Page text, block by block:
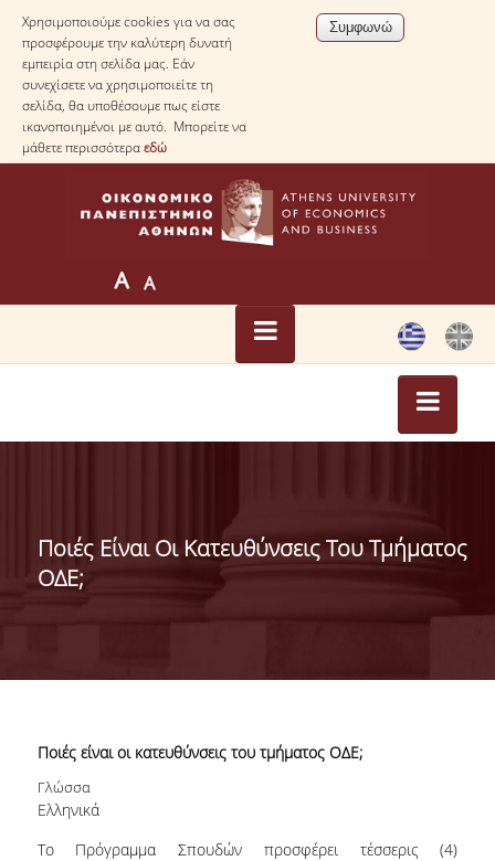
Χρησιμοποιούμε cookies για να σας
προσφέρουμε την καλύτερη δυνατή
εμπειρία στη σελίδα μας. Εάν
συνεχίσετε να χρησιμοποιείτε τη
σελίδα, θα υποθέσουμε πως είστε
ικανοποιημένοι με αυτό. Μπορείτε να
μάθετε περισσότεραεδώ
Ποιές Είναι Οι Κατευθύνσεις Του Τμήματος
ΟΔΕ;
Ποιές είναι οι κατευθύνσεις του τμήματος ΟΔΕ;
Γλώσσα
Ελληνικά
Το Πρόγραμμα Σπουδών προσφέρει τέσσερις (4)